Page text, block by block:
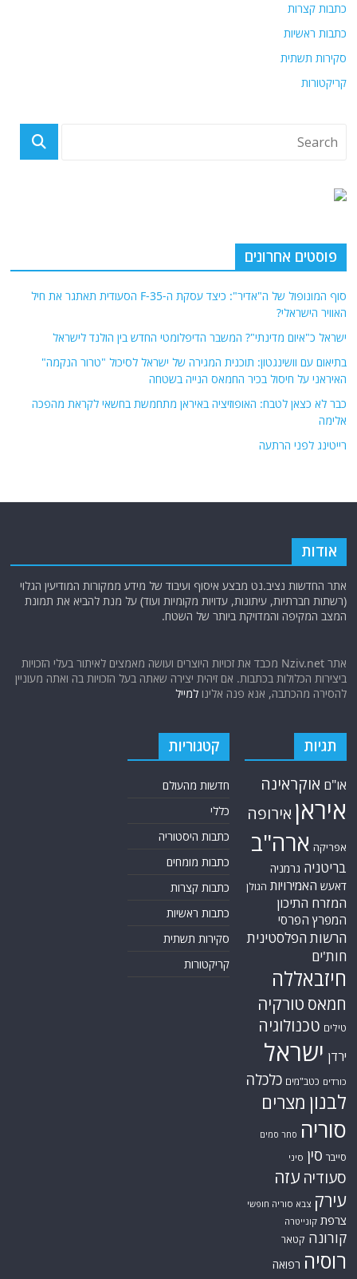
כתבות קצרות
כתבות ראשיות
סקירות תשתית
קריקטורות
פוסטים אחרונים
סוף המונופול של ה"אדיר": כיצד עסקת ה-F-35 הסעודית תאתגר את חיל
האוויר הישראלי?
ישראל כ"איום מדינתי"? המשבר הדיפלומטי החדש בין הולנד לישראל
בתיאום עם וושינגטון: תוכנית המגירה של ישראל לסיכול "טרור הנקמה"
האיראני על חיסול בכיר החמאס הנייה בשטחה
כבר לא כצאן לטבח: האופוזיציה באיראן מתחמשת בחשאי לקראת מהפכה
אלימה
רייטינג לפני הרתעה
אודות
אתר החדשות נציב.נט מבצע איסוף ועיבוד של מידע ממקורות המודיעין הגלוי
(רשתות חברתיות, עיתונות, עדויות מקומיות ועוד) על מנת להביא את תמונת
המצב המקיפה והמדויקת ביותר של השטח.
אתר Nziv.net מכבד את זכויות היוצרים ועושה מאמצים לאיתור בעלי הזכויות
ביצירות הכלולות בכתבות. אם זיהית יצירה שאתה בעל הזכויות בה ואתה מעוניין
להסירה מהכתבה, אנא פנה אלינולמייל
תגיות
או"ם אוקראינה
איראן אירופה
אפריקה ארה"ב
בריטניה גרמניה
דאעש האמירויות הגולן
המזרח התיכון
המפרץ הפרסי
הרשות הפלסטינית
חות'ים
חיזבאללה
חמאס טורקיה
טילים טכנולוגיה
ירדן ישראל
כורדים כטב"מים כלכלה
לבנון מצרים
סוריה סחר סמים
סייבר סין סיני
סעודיה עזה
עירק צבא סוריה חופשי
צרפת קונייטרה
קורונה קטאר
רוסיה רפואה
קטגוריות
חדשות מהעולם
כללי
כתבות היסטוריה
כתבות מומחים
כתבות קצרות
כתבות ראשיות
סקירות תשתית
קריקטורות